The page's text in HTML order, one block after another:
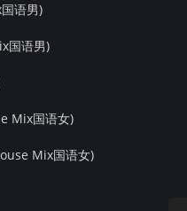
语男)
国语男)
Mix国语女)
Mix国语女)